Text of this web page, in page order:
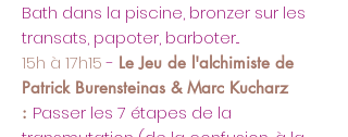
Bath dans la piscine, bronzer sur les
transats, papoter, barboter...
15h à 17h15- Le Jeu de l'alchimiste de
Patrick Burensteinas & Marc Kucharz
: Passer les 7 étapes de la